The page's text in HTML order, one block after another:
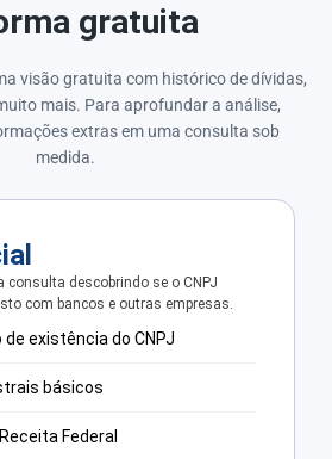
gratuita
visão gratuita com histórico de dívidas,
mais. Para aprofundar a análise,
extras em uma consulta sob
medida.
consulta descobrindo se o CNPJ
com bancos e outras empresas.
existência do CNPJ
básicos
Federal